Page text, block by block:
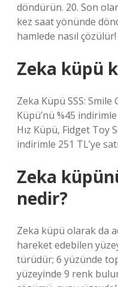
döndürün. 20. Son
kez saat yönünde
hamlede nasıl
Zeka küpü
Zeka Küpü SSS: Smile
Küpü’nü %45
Hız Küpü, Fidget Toy
indirimle 251 TL’ye
Zeka
nedir?
Zeka küpü olarak da
hareket edebilen
türüdür; 6 yüzünde
yüzeyinde 9 renk